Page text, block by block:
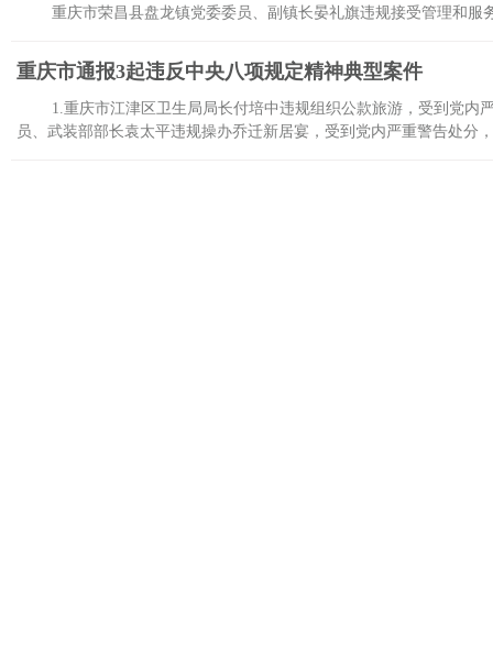
重庆市荣昌县盘龙镇党委委员、副镇长晏礼旗违规接受管理和
重庆市通报3起违反中央八项规定精神典型案件
1.重庆市江津区卫生局局长付培中违规组织公款旅游，受到党
员、武装部部长袁太平违规操办乔迁新居宴，受到党内严重警告处分